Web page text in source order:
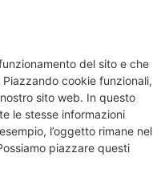
del sito e che
cookie funzionali,
sito web. In questo
le stesse informazioni
l’oggetto rimane nel
piazzare questi